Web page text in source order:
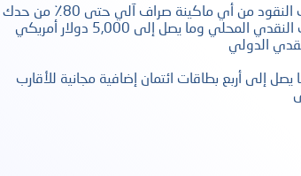
إمكانية سحب النقود من أي ماكينة صراف آلي حتى 80٪ من حدك
الائتماني للسحب النقدي المحلي وما يصل إلى 5,000 دولار أمريكي
الدولي
إلى أربع بطاقات ائتمان إضافية مجانية للأقارب